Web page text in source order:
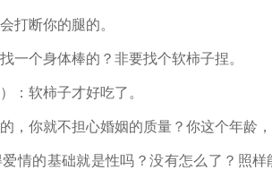
断你的腿的。
个身体棒的？非要找个软柿子捏。
软柿子才好吃了。
你就不担心婚姻的质量？你这个年龄
的基础就是性吗？没有怎么了？照样